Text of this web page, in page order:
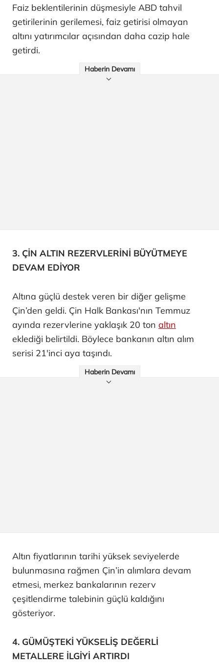
Faiz beklentilerinin düşmesiyle ABD tahvil
getirilerinin gerilemesi, faiz getirisi olmayan
altını yatırımcılar açısından daha cazip hale
getirdi.
Haberin Devamı
3. ÇİN ALTIN REZERVLERİNİ BÜYÜTMEYE
DEVAM EDİYOR
Altına güçlü destek veren bir diğer gelişme
Çin’den geldi. Çin Halk Bankası'nın Temmuz
ayında rezervlerine yaklaşık 20 ton altın
eklediği belirtildi. Böylece bankanın altın alım
serisi 21'inci aya taşındı.
Haberin Devamı
Altın fiyatlarının tarihi yüksek seviyelerde
bulunmasına rağmen Çin’in alımlara devam
etmesi, merkez bankalarının rezerv
çeşitlendirme talebinin güçlü kaldığını
gösteriyor.
4. GÜMÜŞTEKİ YÜKSELİŞ DEĞERLİ
METALLERE İLGİYİ ARTIRDI